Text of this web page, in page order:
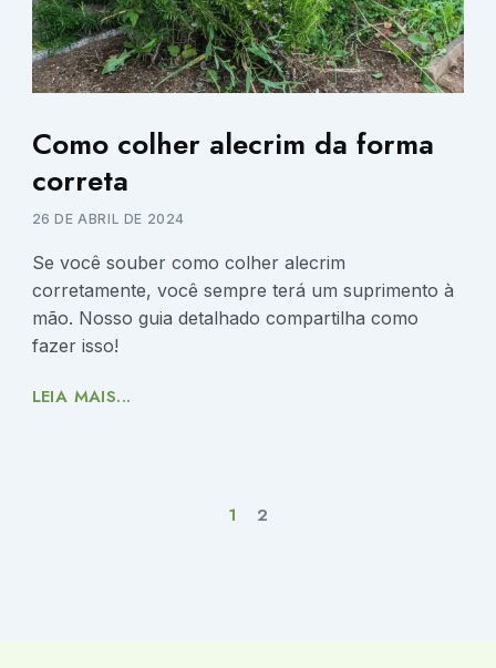
Como colher alecrim da forma
correta
26 DE ABRIL DE 2024
Se você souber como colher alecrim
corretamente, você sempre terá um suprimento à
mão. Nosso guia detalhado compartilha como
fazer isso!
LEIA MAIS...
1 2